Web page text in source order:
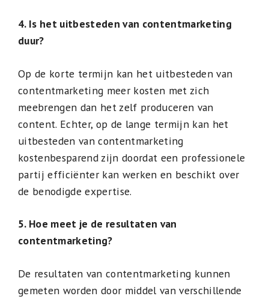
4. Is het uitbesteden van contentmarketing
duur?
Op de korte termijn kan het uitbesteden van
contentmarketing meer kosten met zich
meebrengen dan het zelf produceren van
content. Echter, op de lange termijn kan het
uitbesteden van contentmarketing
kostenbesparend zijn doordat een professionele
partij efficiënter kan werken en beschikt over
de benodigde expertise.
5. Hoe meet je de resultaten van
contentmarketing?
De resultaten van contentmarketing kunnen
gemeten worden door middel van verschillende